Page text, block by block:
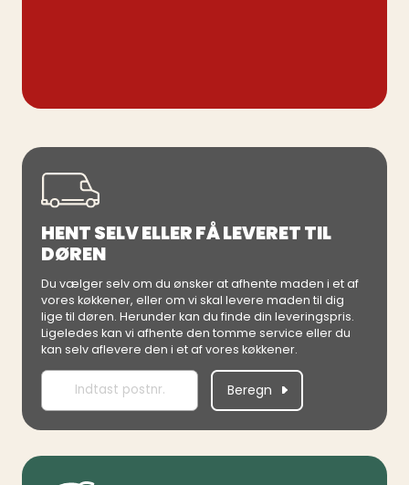
HENT SELV ELLER FÅ LEVERET TIL
DØREN
Du vælger selv om du ønsker at afhente maden i et af
vores køkkener, eller om vi skal levere maden til dig
lige til døren. Herunder kan du finde din leveringspris.
Ligeledes kan vi afhente den tomme service eller du
kan selv aflevere den i et af vores køkkener.
Beregn